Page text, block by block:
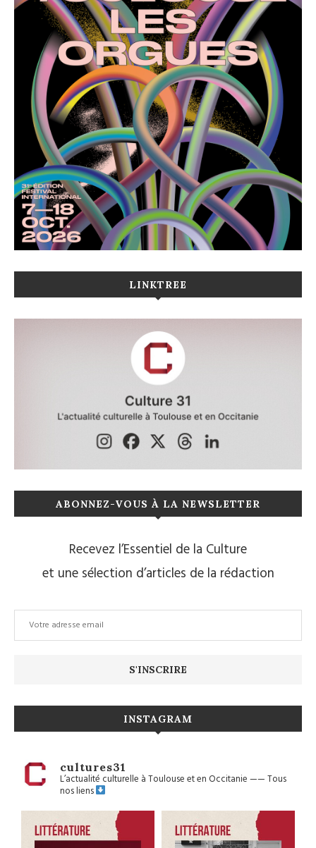
LINKTREE
ABONNEZ-VOUS À LA NEWSLETTER
Recevez l’Essentiel de la Culture
et une sélection d’articles de la rédaction
INSTAGRAM
cultures31
L’actualité culturelle à Toulouse et en Occitanie——Tous
nos liens